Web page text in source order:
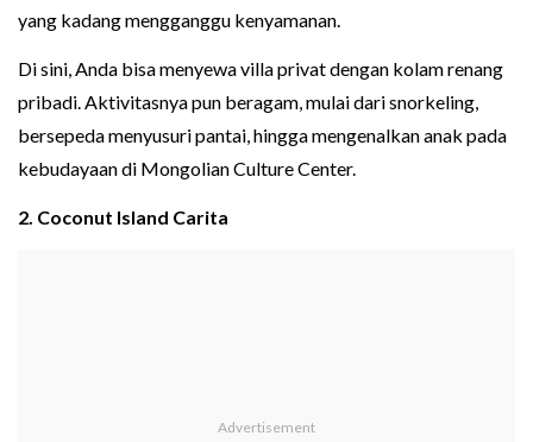
yang kadang mengganggu kenyamanan.
Di sini, Anda bisa menyewa villa privat dengan kolam renang
pribadi. Aktivitasnya pun beragam, mulai dari snorkeling,
bersepeda menyusuri pantai, hingga mengenalkan anak pada
kebudayaan di Mongolian Culture Center.
2. Coconut Island Carita